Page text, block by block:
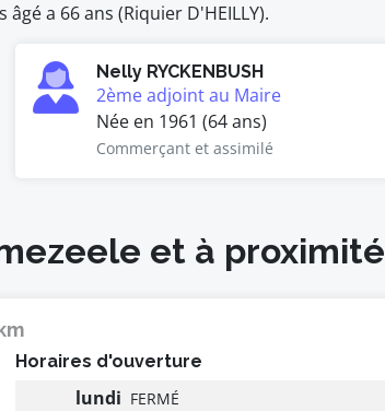
a 66 ans (Riquier D'HEILLY).
Nelly RYCKENBUSH
2ème adjoint au Maire
Née en 1961 (64 ans)
Commerçant et assimilé
et à proximité
Horaires d'ouverture
lundi FERMÉ